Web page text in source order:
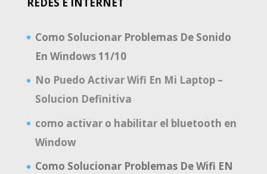
Como Solucionar Problemas De Sonido
En Windows 11/10
No Puedo Activar Wifi En Mi Laptop –
Solucion Definitiva
como activar o habilitar el bluetooth en
Window
Como Solucionar Problemas De Wifi EN